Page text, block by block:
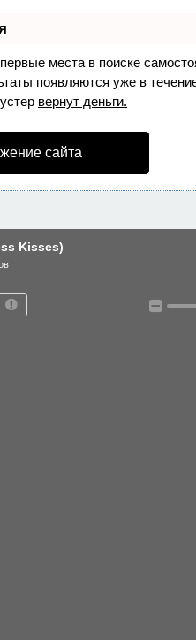
места в поиске
появляются уже в
вернут деньги.
сайта
Kisses)